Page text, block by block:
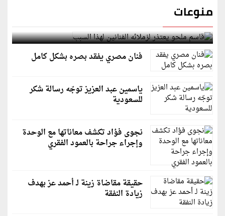
منوعات
قاسم ملحو يعتذر لزملائه الفنانين لهذا السبب
فنان مصري يفقد بصره بشكل كامل
ياسمين عبد العزيز توجّه رسالة شكر
للسعودية
نجوى فؤاد تكشف معاناتها مع الوحدة
وإجراء جراحة بالعمود الفقري
حقيقة مقاضاة زينة لـ أحمد عز بهدف
زيادة النفقة